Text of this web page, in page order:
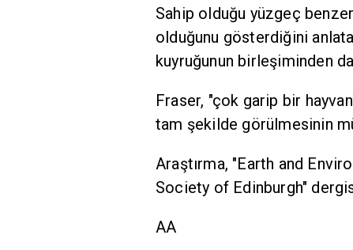
Sahip olduğu yüzgeç
olduğunu gösterdiğini
kuyruğunun birleşiminden
Fraser, "çok garip bir
tam şekilde görülmesinin
Araştırma, "Earth and
Society of Edinburgh"
AA